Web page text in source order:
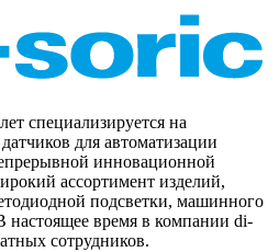
специализируется на
для автоматизации
инновационной
ассортимент изделий,
подсветки, машинного
настоящее время в компании di-
сотрудников.